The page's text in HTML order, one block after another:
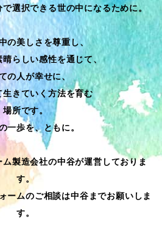
選択できる世の中になるために。
の美しさを尊重し、
晴らしい感性を通じて、
の人が幸せに、
生きていく方法を育む
場所です。
一歩を、ともに。
製造会社の中谷が運営しておりま
す。
ームのご相談は中谷までお願いしま
す。